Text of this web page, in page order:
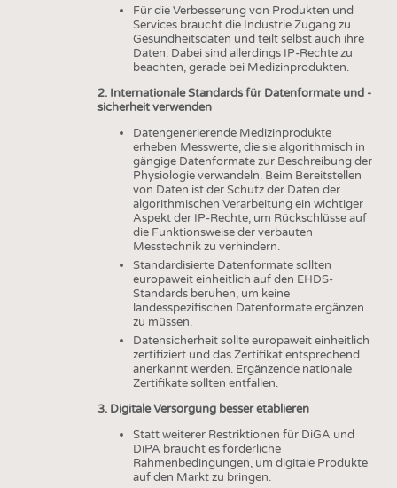
Für die Verbesserung von Produkten und
Services braucht die Industrie Zugang zu
Gesundheitsdaten und teilt selbst auch ihre
Daten. Dabei sind allerdings IP-Rechte zu
beachten, gerade bei Medizinprodukten.
2. Internationale Standards für Datenformate und -
sicherheit verwenden
Datengenerierende Medizinprodukte
erheben Messwerte, die sie algorithmisch in
gängige Datenformate zur Beschreibung der
Physiologie verwandeln. Beim Bereitstellen
von Daten ist der Schutz der Daten der
algorithmischen Verarbeitung ein wichtiger
Aspekt der IP-Rechte, um Rückschlüsse auf
die Funktionsweise der verbauten
Messtechnik zu verhindern.
Standardisierte Datenformate sollten
europaweit einheitlich auf den EHDS-
Standards beruhen, um keine
landesspezifischen Datenformate ergänzen
zu müssen.
Datensicherheit sollte europaweit einheitlich
zertifiziert und das Zertifikat entsprechend
anerkannt werden. Ergänzende nationale
Zertifikate sollten entfallen.
3. Digitale Versorgung besser etablieren
Statt weiterer Restriktionen für DiGA und
DiPA braucht es förderliche
Rahmenbedingungen, um digitale Produkte
auf den Markt zu bringen.